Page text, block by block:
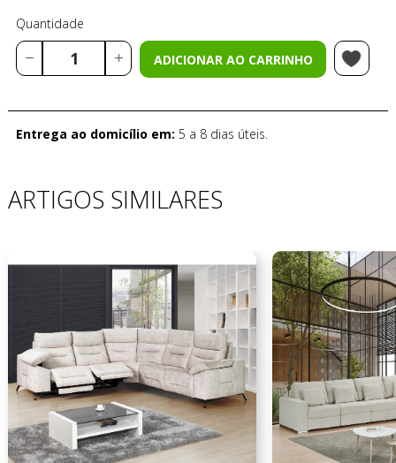
Quantidade
ADICIONAR AO CARRINHO
Entrega ao domicílio em: 5 a 8 dias úteis.
ARTIGOS SIMILARES